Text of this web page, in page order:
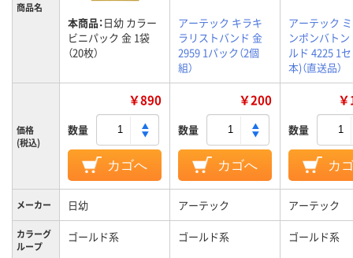
商品名
本商品：日幼 カラー
ビニパック 金 1袋
（20枚）
アーテック キラキ
ラリストバンド 金
2959 1パック（2個
組）
アーテック
ンポンバトン
ルド 4225 1
本)（直送品）
価格
(税込)
￥890
数量
カゴへ
￥200
数量
カゴへ
数量
カ
メーカー 日幼 アーテック アーテック
カラーグ
ループ
ゴールド系 ゴールド系 ゴールド系